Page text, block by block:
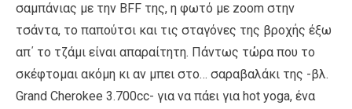
σαμπάνιας με την BFF της, η φωτό με zoom στην
τσάντα, το παπούτσι και τις σταγόνες της βροχής έξω
απ΄ το τζάμι είναι απαραίτητη. Πάντως τώρα που το
σκέφτομαι ακόμη κι αν μπει στο… σαραβαλάκι της -βλ.
Grand Cherokee 3.700cc- για να πάει για hot yoga, ένα